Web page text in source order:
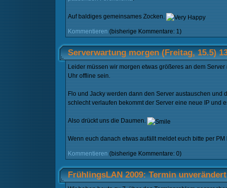
Auf baldiges gemeinsames Zocken.
Kommentieren (bisherige Kommentare: 1)
Serverwartung morgen (Freitag, 15.5)
Leider müssen wir morgen etwas größeres an dem
Uhr offline sein.
Flo und Jacky werden dann den Server austauschen
schlecht verlaufen bekommt der Server eine neue IP und
Also drückt uns die Daumen.
Wenn euch danach etwas aufällt meldet euch bitte per PM
Kommentieren (bisherige Kommentare: 0)
FrühlingsLAN 2009: Termin